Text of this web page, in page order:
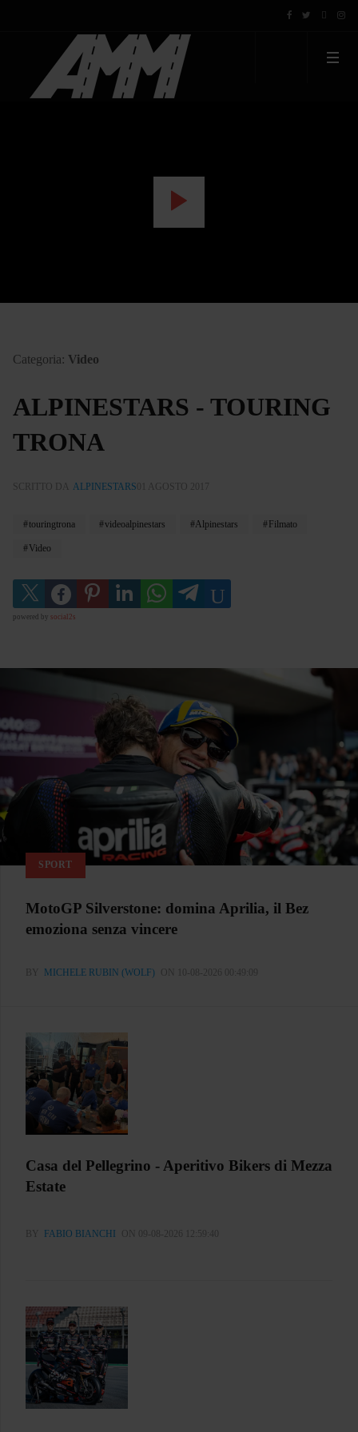
WATCH
Categoria: Video
ALPINESTARS - TOURING
TRONA
SCRITTO DA ALPINESTARS 01 AGOSTO 2017
touringtrona videoalpinestars Alpinestars Filmato
Video
powered by social2s
SPORT
MotoGP Silverstone: domina Aprilia, il Bez
emoziona senza vincere
BY MICHELE RUBIN (WOLF) ON 10-08-2026 00:49:09
Casa del Pellegrino - Aperitivo Bikers di Mezza
Estate
BY FABIO BIANCHI ON 09-08-2026 12:59:40